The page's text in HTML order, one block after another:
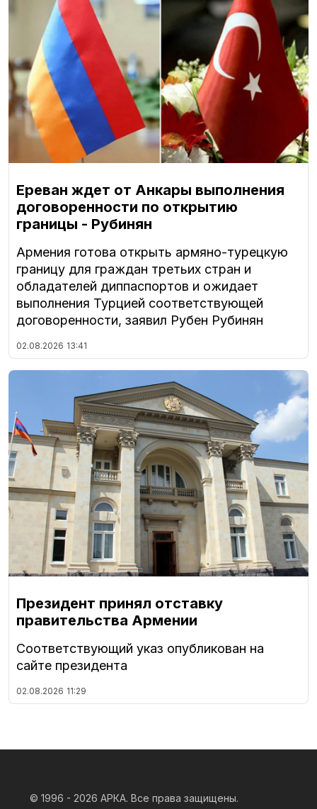
Ереван ждет от Анкары выполнения
договоренности по открытию
границы - Рубинян
Армения готова открыть армяно-турецкую
границу для граждан третьих стран и
обладателей диппаспортов и ожидает
выполнения Турцией соответствующей
договоренности, заявил Рубен Рубинян
02.08.2026 13:41
Президент принял отставку
правительства Армении
Соответствующий указ опубликован на
сайте президента
02.08.2026 11:29
© 1996 - 2026 АРКА. Все права защищены.